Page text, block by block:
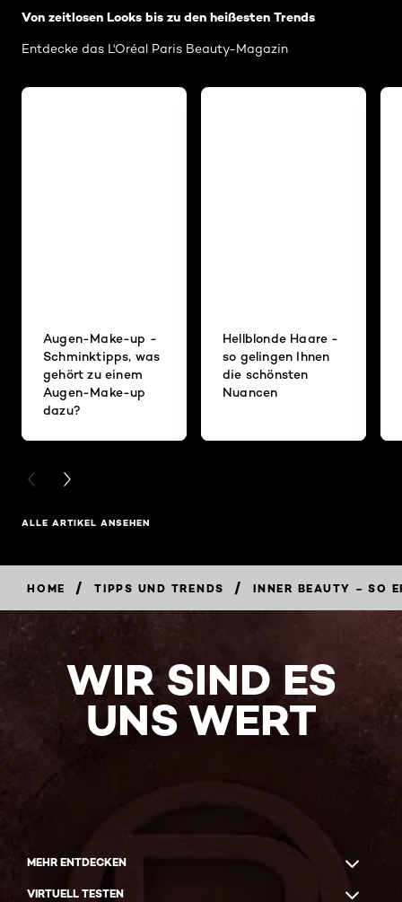
Von zeitlosen Looks bis zu den heißesten Trends
Entdecke das L'Oréal Paris Beauty-Magazin
Augen-Make-up -
Schminktipps, was
gehört zu einem
Augen-Make-up
dazu?
Hellblonde Haare -
so gelingen Ihnen
die schönsten
Nuancen
PREVIOUS CARD
NEXT CARD
ALLE ARTIKEL ANSEHEN
HOME / TIPPS UND TRENDS / INNER BEAUTY – SO
WIR SIND ES
UNS WERT
MEHR ENTDECKEN
VIRTUELL TESTEN